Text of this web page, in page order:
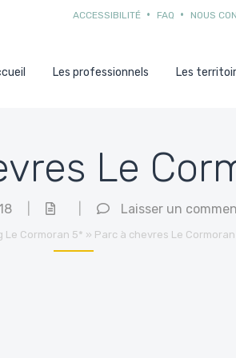
ACCESSIBILITÉ FAQ NOUS
Les professionnels Les
Le
Laisser un
Le Cormoran 5* » Parc à chevres Le Cormoran